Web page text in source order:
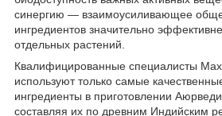
синергию — взаимоусиливающее
ингредиентов значительно
отдельных растений.
Квалифицированные специалисты
используют только самые
ингредиенты в приготовлении
составляя их по древним Индийским